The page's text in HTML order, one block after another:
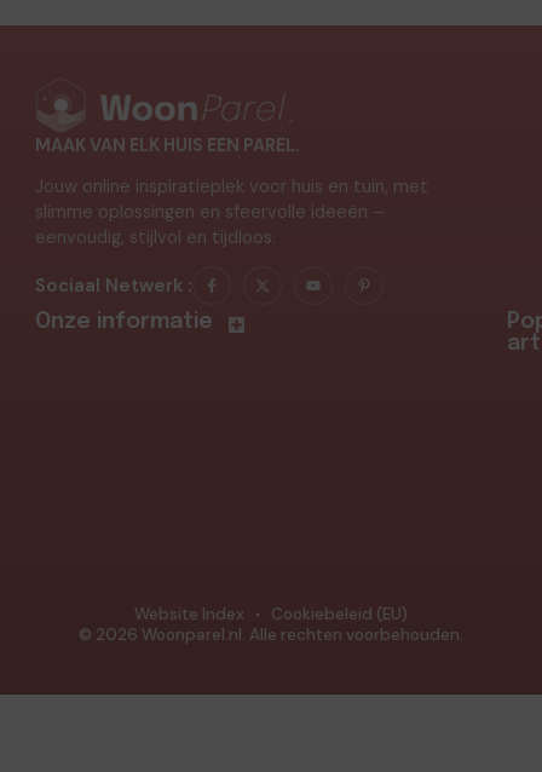
MAAK VAN ELK HUIS EEN PAREL.
Jouw online inspiratieplek voor huis en tuin, met
slimme oplossingen en sfeervolle ideeën –
eenvoudig, stijlvol en tijdloos.
Sociaal Netwerk :
Onze informatie
© 2026 Woonparel.nl. Alle rechten voorbehouden.
Website Index Cookiebeleid (EU)